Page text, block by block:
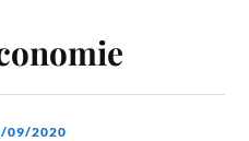
09/2020